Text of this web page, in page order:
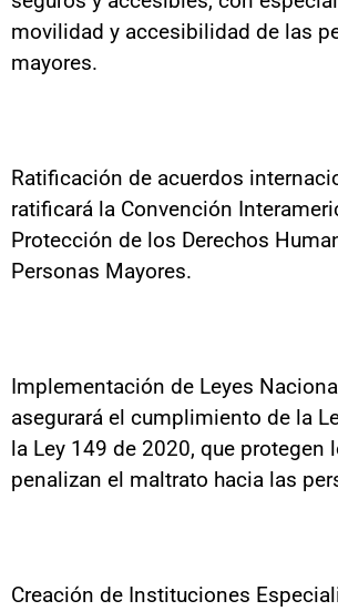
movilidad y accesibilidad de las
mayores.
Ratificación de acuerdos
ratificará la Convención
Protección de los Derechos
Personas Mayores.
Implementación de Leyes
asegurará el cumplimiento de la
la Ley 149 de 2020, que protegen
penalizan el maltrato hacia las
Creación de Instituciones